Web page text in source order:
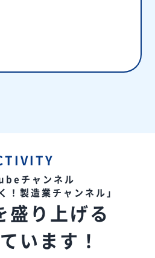
チャンネル
！製造業チャンネル」
盛り上げる
います！